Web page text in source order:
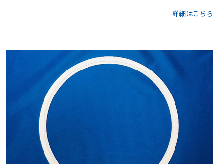
詳細はこちら